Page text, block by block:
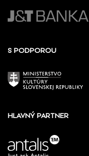
S PODPOROU
HLAVNÝ PARTNER